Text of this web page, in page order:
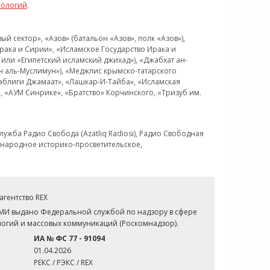
.
«Азов» (батальон «Азов», полк «Азов»),
и Сирии», «Исламское Государство Ирака и
«Египетский исламский джихад»), «Джабхат ан-
Муслимун»), «Меджлис крымско-татарского
Джамаат», «Лашкар-И-Тайба», «Исламская
Синрике», «Братство» Корчинского, «Тризуб им.
Радио Свобода (Azatliq Radiosi), Радио Свободная
историко-просветительское,
REX
выдано Федеральной службой по надзору в сфере
и массовых коммуникаций (Роскомнадзор).
ИА № ФС 77 - 91094
01.04.2026
РЕКС / РЭКС / REX